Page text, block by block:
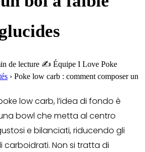
de lecture ✍️ Équipe I Love Poke
› Poke low carb : comment composer un
low carb, l’idea di fondo è
bowl che metta al centro
e bilanciati, riducendo gli
carboidrati. Non si tratta di